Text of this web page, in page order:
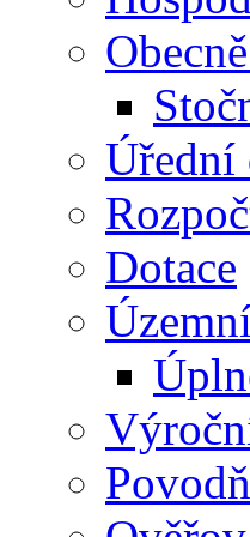
Úřední
Dotace